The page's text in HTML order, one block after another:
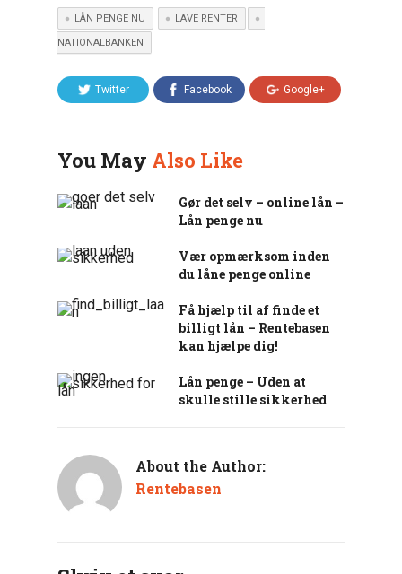
LÅN PENGE NU LAVE RENTER
NATIONALBANKEN
Twitter Facebook Google+
You May Also Like
Gør det selv – online lån –
Lån penge nu
Vær opmærksom inden
du låne penge online
Få hjælp til af finde et
billigt lån – Rentebasen
kan hjælpe dig!
Lån penge – Uden at
skulle stille sikkerhed
About the Author:
Rentebasen